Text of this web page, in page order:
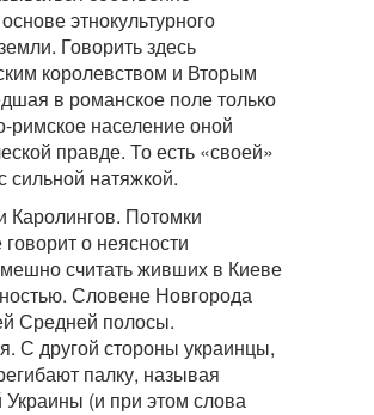
этнокультурного
Говорить здесь
королевством и Вторым
в романское поле только
римское население оной
правде. То есть «своей»
натяжкой.
Каролингов. Потомки
о неясности
считать живших в Киеве
Словене Новгорода
Средней полосы.
С другой стороны украинцы,
палку, называя
(и при этом слова